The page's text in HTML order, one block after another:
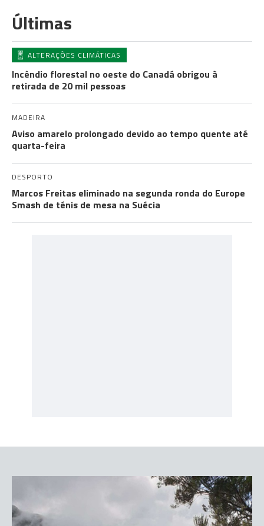
Últimas
ALTERAÇÕES CLIMÁTICAS
Incêndio florestal no oeste do Canadá obrigou à
retirada de 20 mil pessoas
MADEIRA
Aviso amarelo prolongado devido ao tempo quente até
quarta-feira
DESPORTO
Marcos Freitas eliminado na segunda ronda do Europe
Smash de ténis de mesa na Suécia